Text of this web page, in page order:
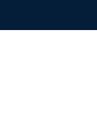
KARGO |